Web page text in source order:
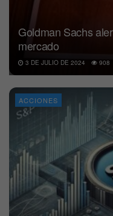
Goldman Sachs
mercado
3 DE JULIO DE 2024 908
ACCIONES